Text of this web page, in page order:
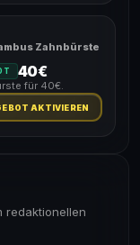
Zahnbürste
40€
für 40€.
AKTIVIEREN
redaktionellen